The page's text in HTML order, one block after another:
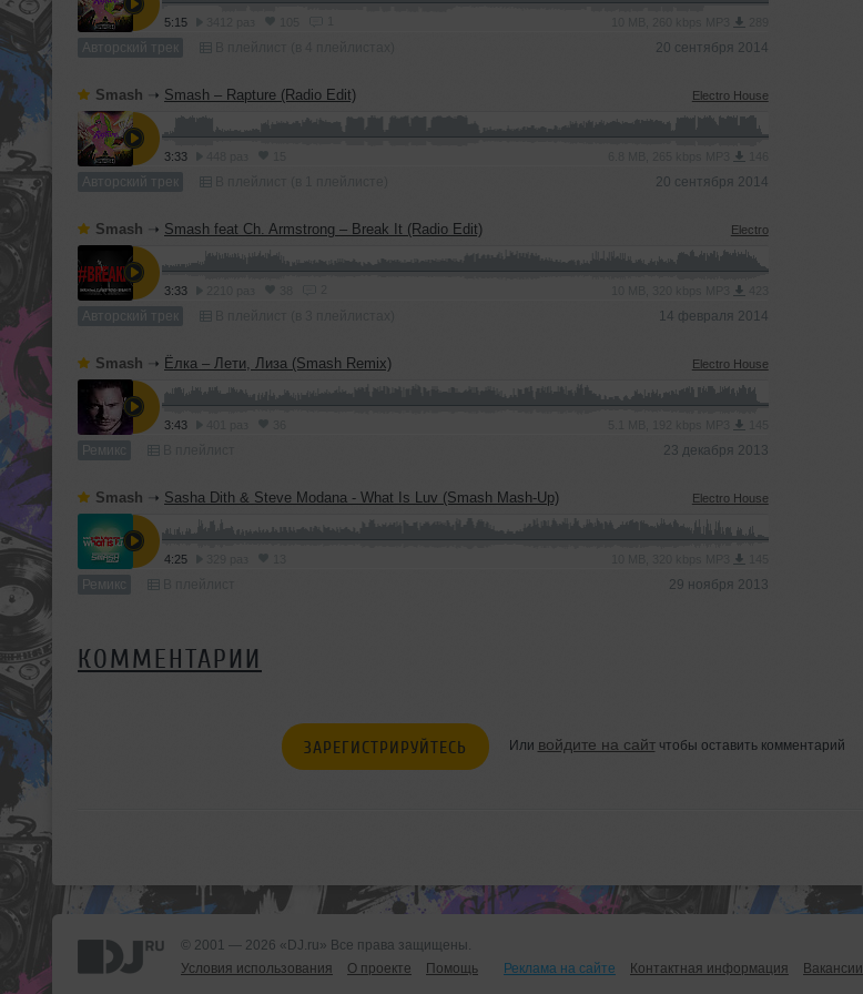
5:15
Авторский трек 20 сентября 2014
Smash ➝ Smash – Rapture (Radio Edit) Electro House
3:33
Авторский трек 20 сентября 2014
Smash ➝ Smash feat Ch. Armstrong – Break It (Radio Edit) Electro
3:33
Авторский трек 14 февраля 2014
Smash ➝ Ёлка – Лети, Лиза (Smash Remix) Electro House
3:43
Ремикс 23 декабря 2013
Smash ➝ Sasha Dith & Steve Modana - What Is Luv (Smash Mash-Up) Electro House
4:25
Ремикс 29 ноября 2013
КОММЕНТАРИИ
ЗАРЕГИСТРИРУЙТЕСЬ Или войдите на сайтчтобы оставить комментарий
© 2001 — 2026 «DJ.ru» Все права защищены.
Условия использования
О проекте Помощь Реклама на сайте Контактная информация Вакансии